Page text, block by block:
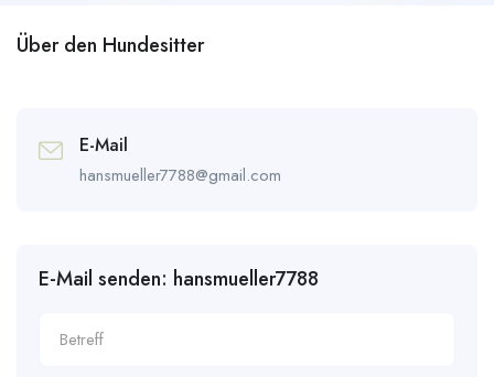
Über den Hundesitter
E-Mail
hansmueller7788@gmail.com
E-Mail senden: hansmueller7788